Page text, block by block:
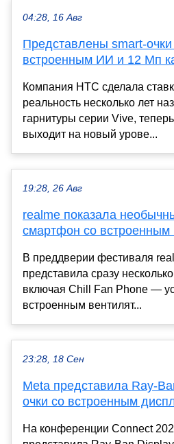
04:28, 16 Авг
Представлены smart-
встроенным ИИ и 12 Мп
Компания HTC сделала
реальность несколько лет
гарнитуры серии Vive,
выходит на новый урове...
19:28, 26 Авг
realme показала
смартфон со встроенным
В преддверии фестиваля
представила сразу
включая Chill Fan Phone —
встроенным вентилят...
23:28, 18 Сен
Meta представила Ray-
очки со встроенным
На конференции Connect